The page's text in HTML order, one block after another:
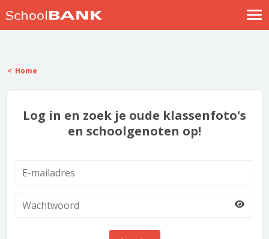
Help
Home
Log in en zoek je oude klassenfoto's
en schoolgenoten op!